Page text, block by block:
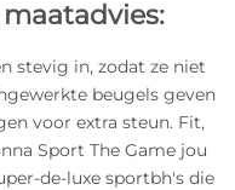
stevig in, zodat ze niet
beugels geven
voor extra steun. Fit,
Sport The Game jou
de-luxe sportbh's die